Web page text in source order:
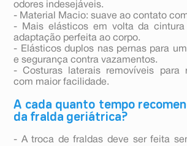
odores indesejáveis.
- Material Macio: suave ao contato
- Mais elásticos em volta da cintura
adaptação perfeita ao corpo.
- Elásticos duplos nas pernas para
e segurança contra vazamentos.
- Costuras laterais removíveis para
com maior facilidade.
A cada quanto tempo
da fralda geriátrica?
- A troca de fraldas deve ser feita